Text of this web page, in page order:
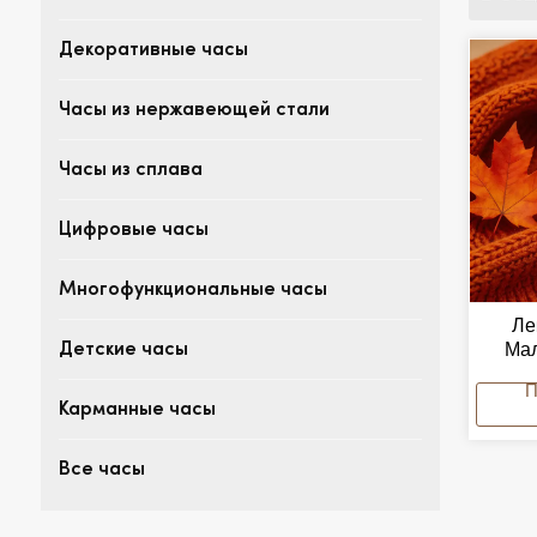
Декоративные часы
Часы из нержавеющей стали
Часы из сплава
Цифровые часы
Многофункциональные часы
Детские часы
Карманные часы
Все часы